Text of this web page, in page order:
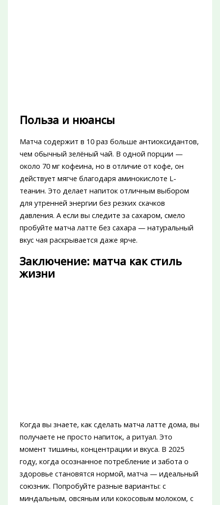
Польза и нюансы
Матча содержит в 10 раз больше антиоксидантов,
чем обычный зелёный чай. В одной порции —
около 70 мг кофеина, но в отличие от кофе, он
действует мягче благодаря аминокислоте L-
теанин. Это делает напиток отличным выбором
для утренней энергии без резких скачков
давления. А если вы следите за сахаром, смело
пробуйте матча латте без сахара — натуральный
вкус чая раскрывается даже ярче.
Заключение: матча как стиль
жизни
Когда вы знаете, как сделать матча латте дома, вы
получаете не просто напиток, а ритуал. Это
момент тишины, концентрации и вкуса. В 2025
году, когда осознанное потребление и забота о
здоровье становятся нормой, матча — идеальный
союзник. Попробуйте разные варианты: с
миндальным, овсяным или кокосовым молоком, с